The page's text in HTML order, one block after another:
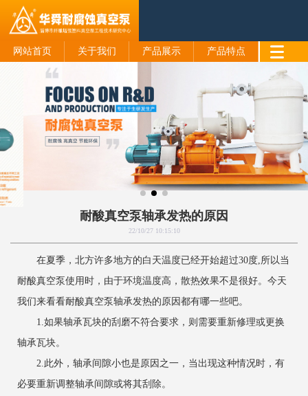
网站首页 关于我们 产品展示 产品特点
耐酸真空泵轴承发热的原因
22/10/27 10:15:10
在夏季，北方许多地方的白天温度已经开始超过30度,所以当
耐酸真空泵使用时，由于环境温度高，散热效果不是很好。今天
我们来看看耐酸真空泵轴承发热的原因都有哪一些吧。
1.如果轴承瓦块的刮磨不符合要求，则需要重新修理或更换
轴承瓦块。
2.此外，轴承间隙小也是原因之一，当出现这种情况时，有
必要重新调整轴承间隙或将其刮除。